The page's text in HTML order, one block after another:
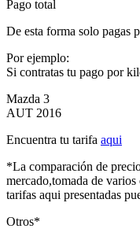
Pago total
De esta forma solo pagas
Por ejemplo:
Si contratas tu pago por
Mazda 3
AUT 2016
Encuentra tu tarifa aqui
*La comparación de
mercado,tomada de
tarifas aqui presentadas
Otros*